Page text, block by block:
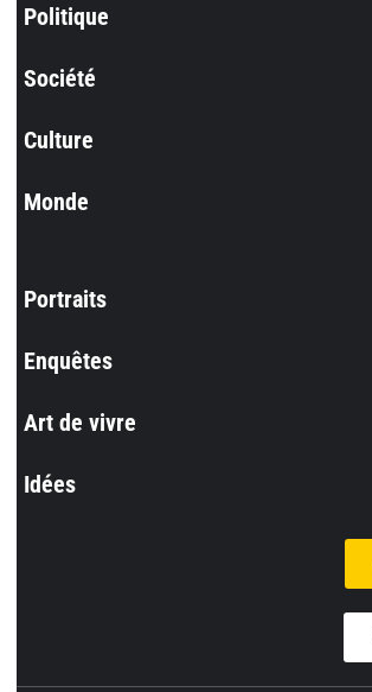
Politique
Société
Culture
Monde
Portraits
Enquêtes
Art de vivre
Idées